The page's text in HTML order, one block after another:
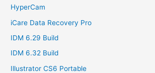
HyperCam
iCare Data Recovery Pro
IDM 6.29 Build
IDM 6.32 Build
Illustrator CS6 Portable